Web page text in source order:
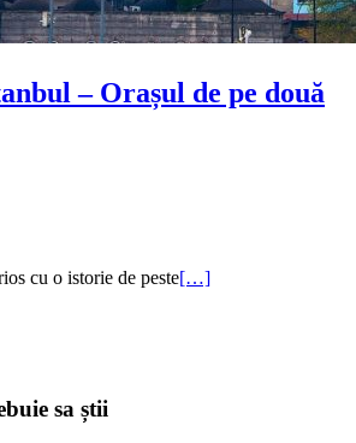
– Orașul de pe două
cu o istorie de peste[…]
sa știi